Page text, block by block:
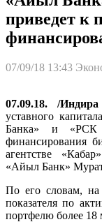
приведет к
07/09/18 13:43
07.09.18. /
уставного
Банка» и «РСК
финансирования
агентстве
«Айыл Банк»
По его словам,
показателя по
портфелю более 18